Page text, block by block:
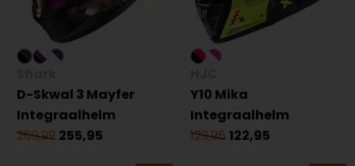
D-Skwal 3 Mayfer
Integraalhelm
269,99 255,95
Y10 Mika
Integraalhelm
129,95 122,95